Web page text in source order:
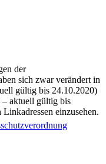
der
sich zwar verändert in
gültig bis 24.10.2020)
aktuell gültig bis
einzusehen.